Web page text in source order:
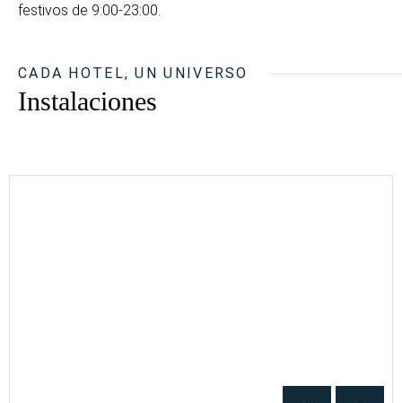
festivos de 9:00-23:00.
CADA HOTEL, UN UNIVERSO
Instalaciones